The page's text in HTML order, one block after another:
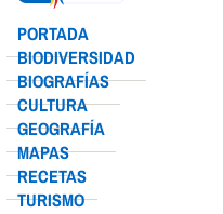
PORTADA
BIODIVERSIDAD
BIOGRAFÍAS
CULTURA
GEOGRAFÍA
MAPAS
RECETAS
TURISMO